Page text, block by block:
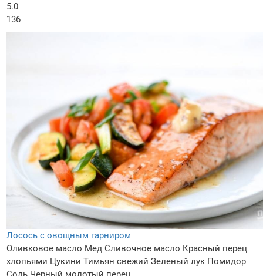
5.0
136
Лосось с овощным гарниром
Оливковое масло Мед Сливочное масло Красный перец
хлопьями Цукини Тимьян свежий Зеленый лук Помидор